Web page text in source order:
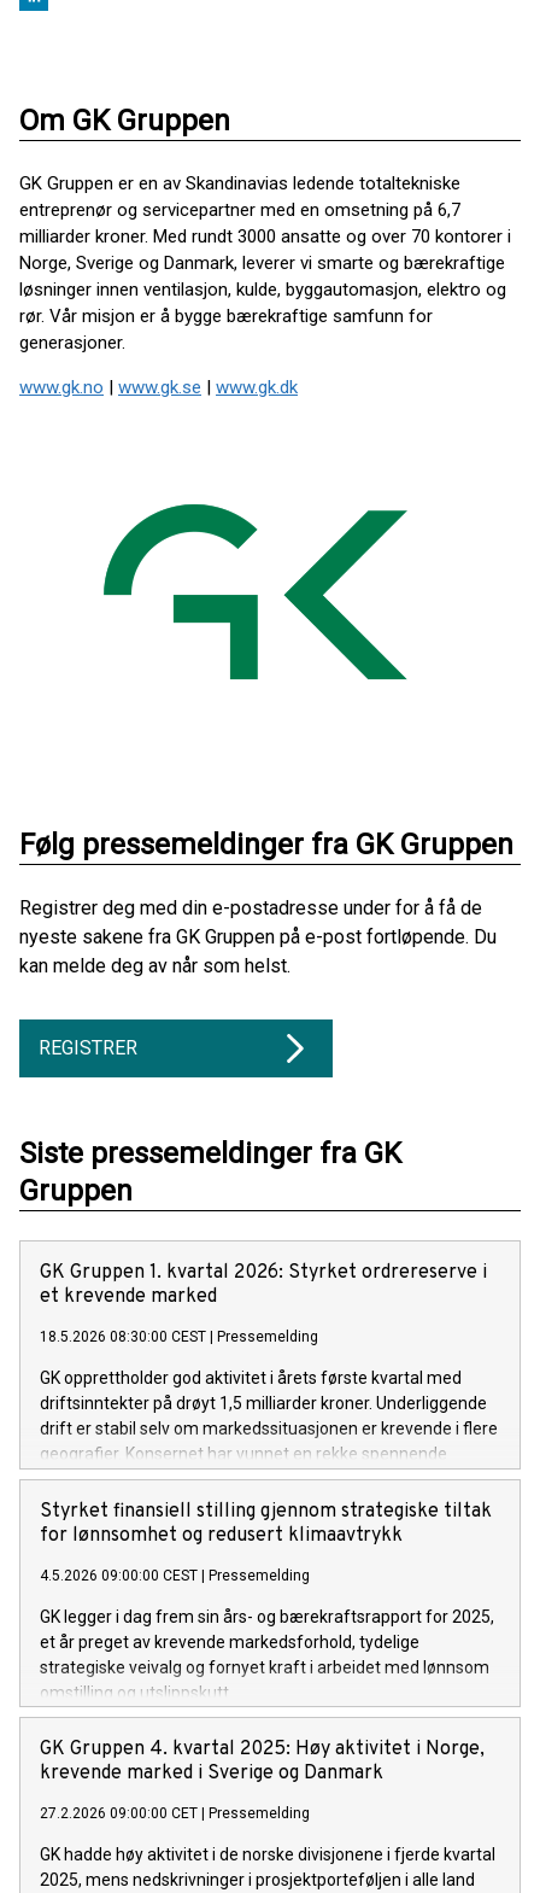
Om GK Gruppen
GK Gruppen er en av Skandinavias ledende totaltekniske
entreprenør og servicepartner med en omsetning på 6,7
milliarder kroner. Med rundt 3000 ansatte og over 70 kontorer i
Norge, Sverige og Danmark, leverer vi smarte og bærekraftige
løsninger innen ventilasjon, kulde, byggautomasjon, elektro og
rør. Vår misjon er å bygge bærekraftige samfunn for
generasjoner.
www.gk.no | www.gk.se | www.gk.dk
Følg pressemeldinger fra GK Gruppen
Registrer deg med din e-postadresse under for å få de
nyeste sakene fra GK Gruppen på e-post fortløpende. Du
kan melde deg av når som helst.
REGISTRER
Siste pressemeldinger fra GK
Gruppen
GK Gruppen 1. kvartal 2026: Styrket ordrereserve i
et krevende marked
18.5.2026 08:30:00 CEST Pressemelding
GK opprettholder god aktivitet i årets første kvartal med
driftsinntekter på drøyt 1,5 milliarder kroner. Underliggende
drift er stabil selv om markedssituasjonen er krevende i flere
geografier. Konsernet har vunnet en rekke spennende
prosjekter i kvartalet og ordrereserven er styrket.
Styrket finansiell stilling gjennom strategiske tiltak
for lønnsomhet og redusert klimaavtrykk
4.5.2026 09:00:00 CEST Pressemelding
GK legger i dag frem sin års- og bærekraftsrapport for 2025,
et år preget av krevende markedsforhold, tydelige
strategiske veivalg og fornyet kraft i arbeidet med lønnsom
omstilling og utslippskutt.
GK Gruppen 4. kvartal 2025: Høy aktivitet i Norge,
krevende marked i Sverige og Danmark
27.2.2026 09:00:00 CET Pressemelding
GK hadde høy aktivitet i de norske divisjonene i fjerde kvartal
2025, mens nedskrivninger i prosjektporteføljen i alle land